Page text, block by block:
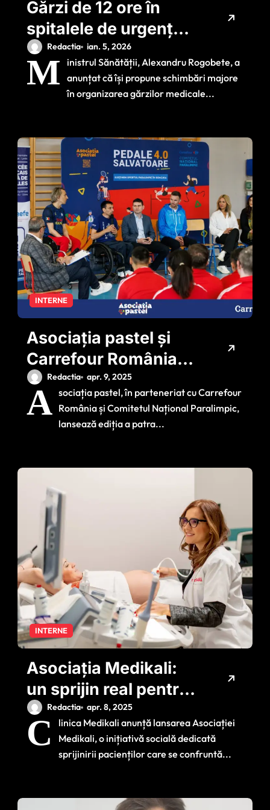
Gărzi de 12 ore în
spitalele de urgență
și tarif fix per gardă?
Anunțul ministrului
Sănătății
Redactia ian. 5, 2026
M
inistrul Sănătății, Alexandru Rogobete, a
anunțat că își propune schimbări majore
în organizarea gărzilor medicale...
INTERNE
Asociația pastel și
Carrefour România
lansează un program
național pentru
dezvoltarea sportului
Redactia apr. 9, 2025
A sociația pastel, în parteneriat cu Carrefour
România și Comitetul Național Paralimpic,
lansează ediția a patra...
INTERNE
Asociația Medikali:
un sprijin real pentru
pacienții vulnerabili
din România
Redactia apr. 8, 2025
C
linica Medikali anunță lansarea Asociației
Medikali, o inițiativă socială dedicată
sprijinirii pacienților care se confruntă...